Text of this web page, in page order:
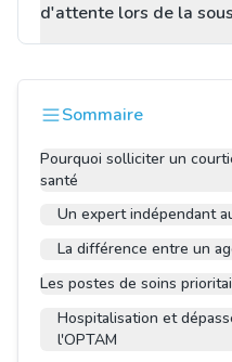
d'attente lors de la
Sommaire
Pourquoi solliciter un
santé
Un expert indépendant
La différence entre un
Les postes de soins
Hospitalisation et
l'OPTAM